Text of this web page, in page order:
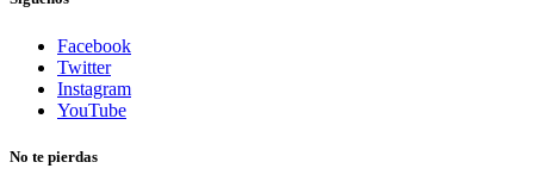
Facebook
Twitter
Instagram
YouTube
No te pierdas